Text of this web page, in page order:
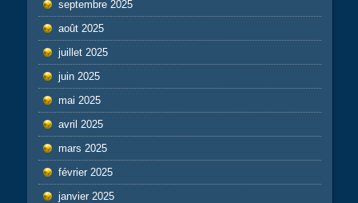
septembre 2025
août 2025
juillet 2025
juin 2025
mai 2025
avril 2025
mars 2025
février 2025
janvier 2025